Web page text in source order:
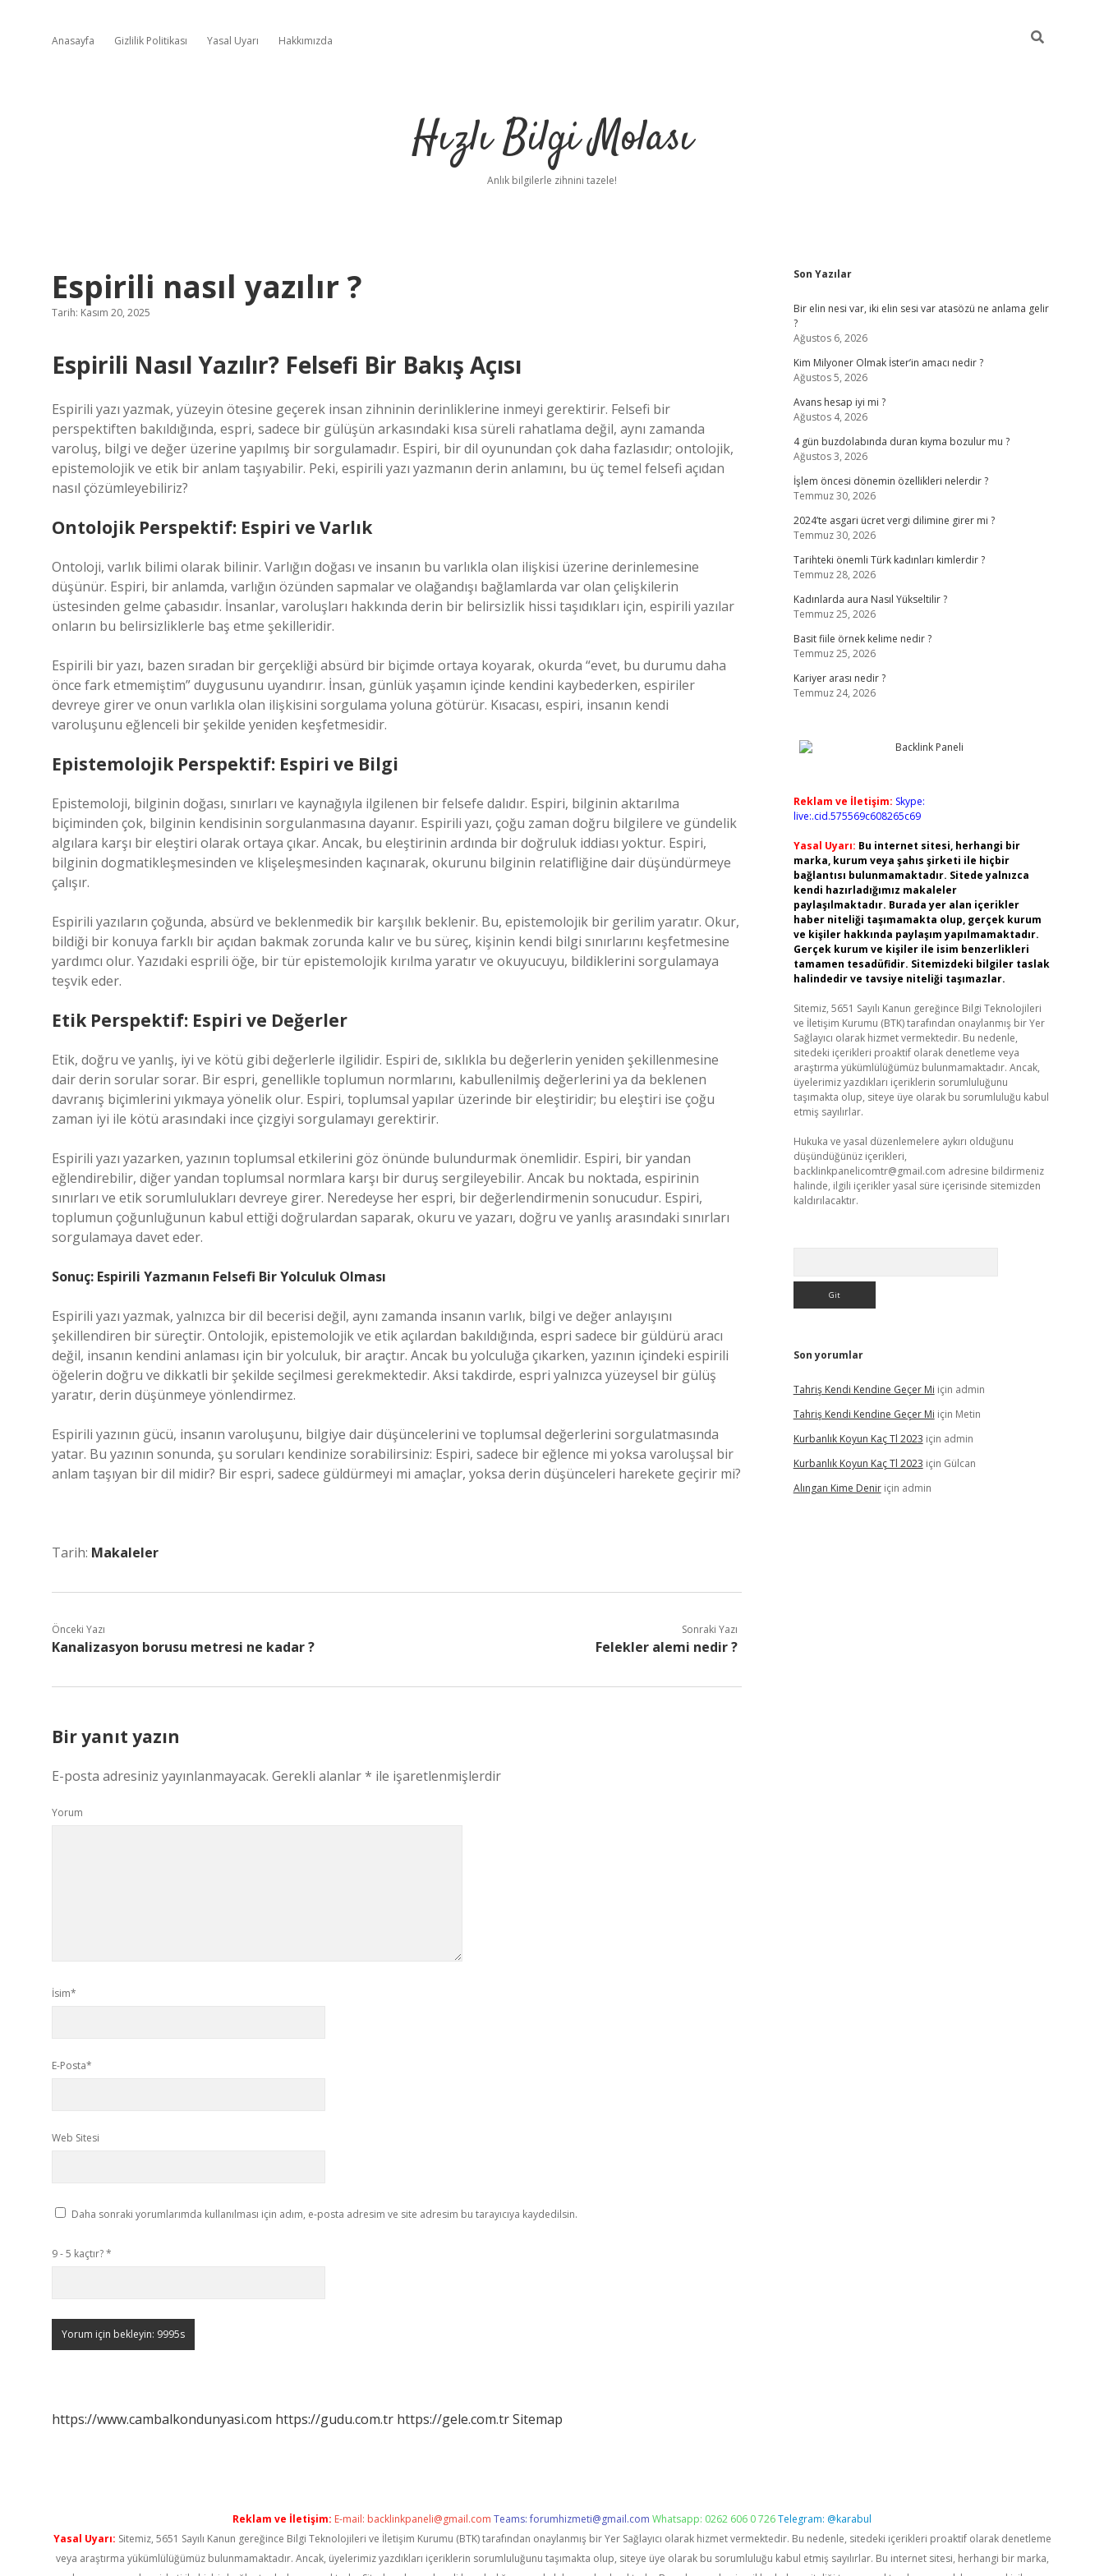
Anasayfa Gizlilik Politikası Yasal Uyarı Hakkımızda
Hızlı Bilgi Molası
Anlık bilgilerle zihnini tazele!
Espirili nasıl yazılır ?
Tarih: Kasım 20, 2025
Espirili Nasıl Yazılır? Felsefi Bir Bakış Açısı
Espirili yazı yazmak, yüzeyin ötesine geçerek insan zihninin derinliklerine inmeyi gerektirir. Felsefi bir
perspektiften bakıldığında, espri, sadece bir gülüşün arkasındaki kısa süreli rahatlama değil, aynı zamanda
varoluş, bilgi ve değer üzerine yapılmış bir sorgulamadır. Espiri, bir dil oyunundan çok daha fazlasıdır; ontolojik,
epistemolojik ve etik bir anlam taşıyabilir. Peki, espirili yazı yazmanın derin anlamını, bu üç temel felsefi açıdan
nasıl çözümleyebiliriz?
Ontolojik Perspektif: Espiri ve Varlık
Ontoloji, varlık bilimi olarak bilinir. Varlığın doğası ve insanın bu varlıkla olan ilişkisi üzerine derinlemesine
düşünür. Espiri, bir anlamda, varlığın özünden sapmalar ve olağandışı bağlamlarda var olan çelişkilerin
üstesinden gelme çabasıdır. İnsanlar, varoluşları hakkında derin bir belirsizlik hissi taşıdıkları için, espirili yazılar
onların bu belirsizliklerle baş etme şekilleridir.
Espirili bir yazı, bazen sıradan bir gerçekliği absürd bir biçimde ortaya koyarak, okurda “evet, bu durumu daha
önce fark etmemiştim” duygusunu uyandırır. İnsan, günlük yaşamın içinde kendini kaybederken, espiriler
devreye girer ve onun varlıkla olan ilişkisini sorgulama yoluna götürür. Kısacası, espiri, insanın kendi
varoluşunu eğlenceli bir şekilde yeniden keşfetmesidir.
Epistemolojik Perspektif: Espiri ve Bilgi
Epistemoloji, bilginin doğası, sınırları ve kaynağıyla ilgilenen bir felsefe dalıdır. Espiri, bilginin aktarılma
biçiminden çok, bilginin kendisinin sorgulanmasına dayanır. Espirili yazı, çoğu zaman doğru bilgilere ve gündelik
algılara karşı bir eleştiri olarak ortaya çıkar. Ancak, bu eleştirinin ardında bir doğruluk iddiası yoktur. Espiri,
bilginin dogmatikleşmesinden ve klişeleşmesinden kaçınarak, okurunu bilginin relatifliğine dair düşündürmeye
çalışır.
Espirili yazıların çoğunda, absürd ve beklenmedik bir karşılık beklenir. Bu, epistemolojik bir gerilim yaratır. Okur,
bildiği bir konuya farklı bir açıdan bakmak zorunda kalır ve bu süreç, kişinin kendi bilgi sınırlarını keşfetmesine
yardımcı olur. Yazıdaki esprili öğe, bir tür epistemolojik kırılma yaratır ve okuyucuyu, bildiklerini sorgulamaya
teşvik eder.
Etik Perspektif: Espiri ve Değerler
Etik, doğru ve yanlış, iyi ve kötü gibi değerlerle ilgilidir. Espiri de, sıklıkla bu değerlerin yeniden şekillenmesine
dair derin sorular sorar. Bir espri, genellikle toplumun normlarını, kabullenilmiş değerlerini ya da beklenen
davranış biçimlerini yıkmaya yönelik olur. Espiri, toplumsal yapılar üzerinde bir eleştiridir; bu eleştiri ise çoğu
zaman iyi ile kötü arasındaki ince çizgiyi sorgulamayı gerektirir.
Espirili yazı yazarken, yazının toplumsal etkilerini göz önünde bulundurmak önemlidir. Espiri, bir yandan
eğlendirebilir, diğer yandan toplumsal normlara karşı bir duruş sergileyebilir. Ancak bu noktada, espirinin
sınırları ve etik sorumlulukları devreye girer. Neredeyse her espri, bir değerlendirmenin sonucudur. Espiri,
toplumun çoğunluğunun kabul ettiği doğrulardan saparak, okuru ve yazarı, doğru ve yanlış arasındaki sınırları
sorgulamaya davet eder.
Sonuç: Espirili Yazmanın Felsefi Bir Yolculuk Olması
Espirili yazı yazmak, yalnızca bir dil becerisi değil, aynı zamanda insanın varlık, bilgi ve değer anlayışını
şekillendiren bir süreçtir. Ontolojik, epistemolojik ve etik açılardan bakıldığında, espri sadece bir güldürü aracı
değil, insanın kendini anlaması için bir yolculuk, bir araçtır. Ancak bu yolculuğa çıkarken, yazının içindeki espirili
öğelerin doğru ve dikkatli bir şekilde seçilmesi gerekmektedir. Aksi takdirde, espri yalnızca yüzeysel bir gülüş
yaratır, derin düşünmeye yönlendirmez.
Espirili yazının gücü, insanın varoluşunu, bilgiye dair düşüncelerini ve toplumsal değerlerini sorgulatmasında
yatar. Bu yazının sonunda, şu soruları kendinize sorabilirsiniz: Espiri, sadece bir eğlence mi yoksa varoluşsal bir
anlam taşıyan bir dil midir? Bir espri, sadece güldürmeyi mi amaçlar, yoksa derin düşünceleri harekete geçirir mi?
Tarih: Makaleler
Önceki Yazı
Kanalizasyon borusu metresi ne kadar ?
Sonraki Yazı
Felekler alemi nedir ?
Bir yanıt yazın
E-posta adresiniz yayınlanmayacak. Gerekli alanlar* ile işaretlenmişlerdir
Yorum
İsim*
E-Posta*
Web Sitesi
Daha sonraki yorumlarımda kullanılması için adım, e-posta adresim ve site adresim bu tarayıcıya kaydedilsin.
9 - 5 kaçtır?*
https://www.cambalkondunyasi.com https://gudu.com.tr https://gele.com.trSitemap
Sidebar
Son Yazılar
Bir elin nesi var, iki elin sesi var atasözü ne anlama gelir
?
Ağustos 6, 2026
Kim Milyoner Olmak İster’in amacı nedir ?
Ağustos 5, 2026
Avans hesap iyi mi ?
Ağustos 4, 2026
4 gün buzdolabında duran kıyma bozulur mu ?
Ağustos 3, 2026
İşlem öncesi dönemin özellikleri nelerdir ?
Temmuz 30, 2026
2024’te asgari ücret vergi dilimine girer mi ?
Temmuz 30, 2026
Tarihteki önemli Türk kadınları kimlerdir ?
Temmuz 28, 2026
Kadınlarda aura Nasıl Yükseltilir ?
Temmuz 25, 2026
Basit fiile örnek kelime nedir ?
Temmuz 25, 2026
Kariyer arası nedir ?
Temmuz 24, 2026
Reklam ve İletişim: Skype:
live:.cid.575569c608265c69
Yasal Uyarı: Bu internet sitesi, herhangi bir
marka, kurum veya şahıs şirketi ile hiçbir
bağlantısı bulunmamaktadır. Sitede yalnızca
kendi hazırladığımız makaleler
paylaşılmaktadır. Burada yer alan içerikler
haber niteliği taşımamakta olup, gerçek kurum
ve kişiler hakkında paylaşım yapılmamaktadır.
Gerçek kurum ve kişiler ile isim benzerlikleri
tamamen tesadüfidir. Sitemizdeki bilgiler taslak
halindedir ve tavsiye niteliği taşımazlar.
Sitemiz, 5651 Sayılı Kanun gereğince Bilgi Teknolojileri
ve İletişim Kurumu (BTK) tarafından onaylanmış bir Yer
Sağlayıcı olarak hizmet vermektedir. Bu nedenle,
sitedeki içerikleri proaktif olarak denetleme veya
araştırma yükümlülüğümüz bulunmamaktadır. Ancak,
üyelerimiz yazdıkları içeriklerin sorumluluğunu
taşımakta olup, siteye üye olarak bu sorumluluğu kabul
etmiş sayılırlar.
Hukuka ve yasal düzenlemelere aykırı olduğunu
düşündüğünüz içerikleri,
backlinkpanelicomtr@gmail.com adresine bildirmeniz
halinde, ilgili içerikler yasal süre içerisinde sitemizden
kaldırılacaktır.
Son yorumlar
Tahriş Kendi Kendine Geçer Mi için admin
Tahriş Kendi Kendine Geçer Mi için Metin
Kurbanlık Koyun Kaç Tl 2023 için admin
Kurbanlık Koyun Kaç Tl 2023 için Gülcan
Alıngan Kime Deniriçin admin
Reklam ve İletişim: E-mail: backlinkpaneli@gmail.com Teams:forumhizmeti@gmail.com Whatsapp: 0262 606 0 726Telegram: @karabul
Yasal Uyarı: Sitemiz, 5651 Sayılı Kanun gereğince Bilgi Teknolojileri ve İletişim Kurumu (BTK) tarafından onaylanmış bir Yer Sağlayıcı olarak hizmet vermektedir. Bu nedenle, sitedeki içerikleri proaktif olarak denetleme
veya araştırma yükümlülüğümüz bulunmamaktadır. Ancak, üyelerimiz yazdıkları içeriklerin sorumluluğunu taşımakta olup, siteye üye olarak bu sorumluluğu kabul etmiş sayılırlar. Bu internet sitesi, herhangi bir marka,